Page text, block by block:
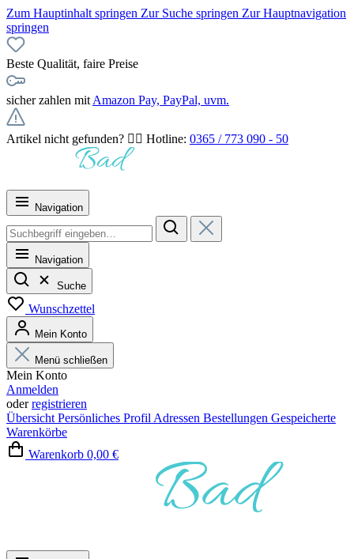
Zum Hauptinhalt springen Zur Suche springen Zur Hauptnavigation
springen
Beste Qualität, faire Preise
sicher zahlen mit Amazon Pay, PayPal, uvm.
Artikel nicht gefunden? 👉🏻 Hotline: 0365 / 773 090 - 50
Navigation
Navigation
Suche
Wunschzettel
Mein Konto
Menü schließen
Mein Konto
Anmelden
oderregistrieren
Übersicht Persönliches Profil Adressen Bestellungen Gespeicherte
Warenkörbe
Warenkorb 0,00 €